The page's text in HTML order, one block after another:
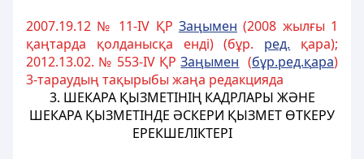
2007.19.12 № 11-ІV ҚР Заңымен (2008 жылғы 1
қаңтарда қолданысқа енді) (бұр. ред. қара);
2012.13.02. № 553-IV ҚРЗаңымен (бұр.ред.қара)
3-тараудың тақырыбы жаңа редакцияда
3. ШЕКАРА ҚЫЗМЕТІНІҢ КАДРЛАРЫ ЖӘНЕ
ШЕКАРА ҚЫЗМЕТІНДЕ ӘСКЕРИ ҚЫЗМЕТ ӨТКЕРУ
ЕРЕКШЕЛІКТЕРІ